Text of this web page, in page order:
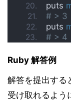
puts
# > 3
puts
# > 4
Ruby 解答例
解答を提出する
受け取れるよう